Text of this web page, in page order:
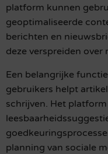
platform kunnen
geoptimaliseerde
berichten en
deze verspreiden
Een belangrijke
gebruikers helpt
schrijven. Het
planning van sociale